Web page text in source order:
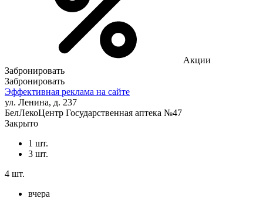
Акции
Забронировать
Забронировать
Эффективная реклама на сайте
ул. Ленина, д. 237
БелЛекоЦентр Государственная аптека №47
Закрыто
1 шт.
3 шт.
4 шт.
вчера